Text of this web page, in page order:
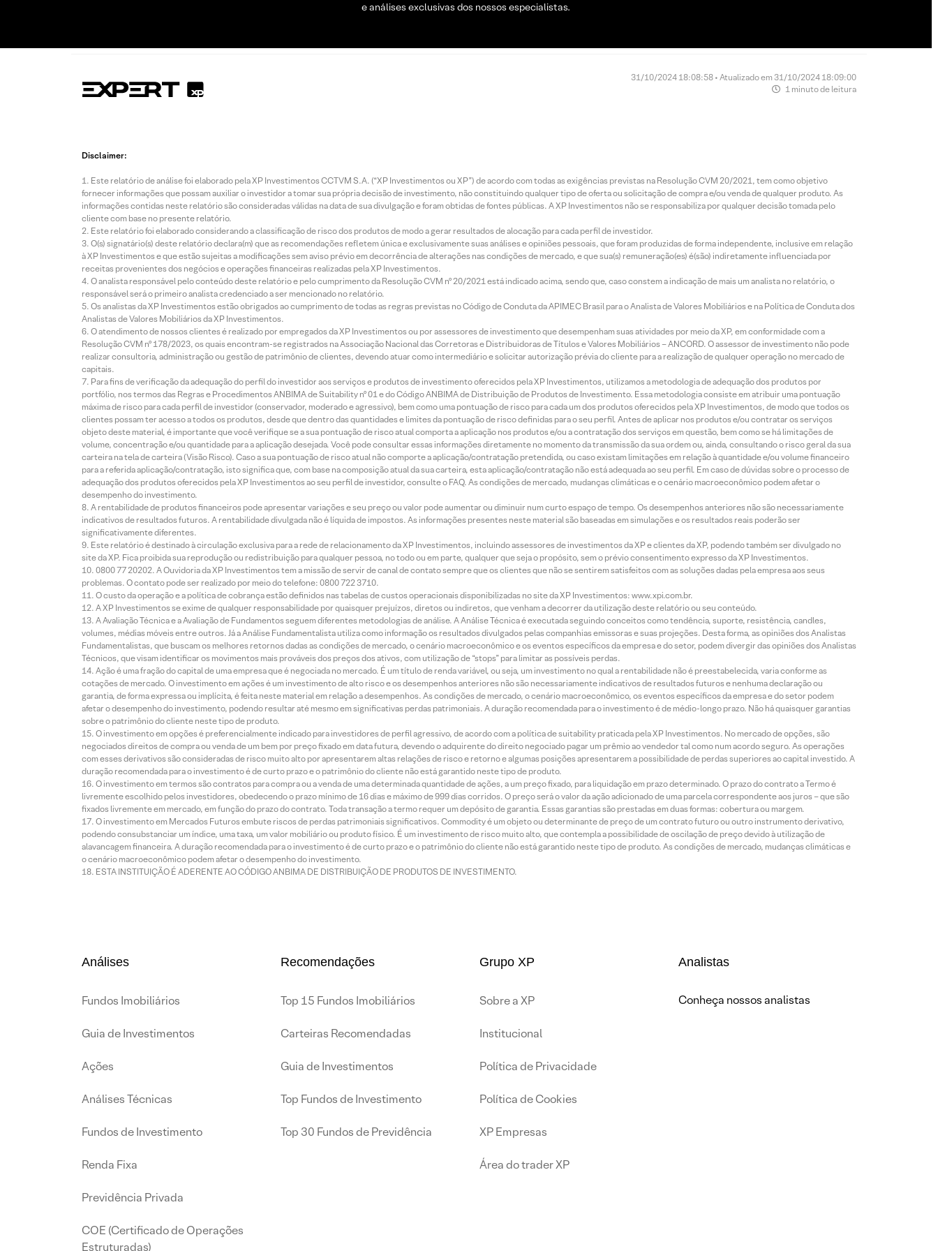
e análises exclusivas dos nossos especialistas.
31/10/2024 18:08:58 • Atualizado em 31/10/2024 18:09:00
1 minuto de leitura
Disclaimer:
Este relatório de análise foi elaborado pela XP Investimentos CCTVM S.A. (“XP Investimentos ou XP”) de acordo com todas as exigências previstas na Resolução CVM 20/2021, tem como objetivo
fornecer informações que possam auxiliar o investidor a tomar sua própria decisão de investimento, não constituindo qualquer tipo de oferta ou solicitação de compra e/ou venda de qualquer produto. As
informações contidas neste relatório são consideradas válidas na data de sua divulgação e foram obtidas de fontes públicas. A XP Investimentos não se responsabiliza por qualquer decisão tomada pelo
cliente com base no presente relatório.
Este relatório foi elaborado considerando a classificação de risco dos produtos de modo a gerar resultados de alocação para cada perfil de investidor.
O(s) signatário(s) deste relatório declara(m) que as recomendações refletem única e exclusivamente suas análises e opiniões pessoais, que foram produzidas de forma independente, inclusive em relação
à XP Investimentos e que estão sujeitas a modificações sem aviso prévio em decorrência de alterações nas condições de mercado, e que sua(s) remuneração(es) é(são) indiretamente influenciada por
receitas provenientes dos negócios e operações financeiras realizadas pela XP Investimentos.
O analista responsável pelo conteúdo deste relatório e pelo cumprimento da Resolução CVM nº 20/2021 está indicado acima, sendo que, caso constem a indicação de mais um analista no relatório, o
responsável será o primeiro analista credenciado a ser mencionado no relatório.
Os analistas da XP Investimentos estão obrigados ao cumprimento de todas as regras previstas no Código de Conduta da APIMEC Brasil para o Analista de Valores Mobiliários e na Política de Conduta dos
Analistas de Valores Mobiliários da XP Investimentos.
O atendimento de nossos clientes é realizado por empregados da XP Investimentos ou por assessores de investimento que desempenham suas atividades por meio da XP, em conformidade com a
Resolução CVM nº 178/2023, os quais encontram-se registrados na Associação Nacional das Corretoras e Distribuidoras de Títulos e Valores Mobiliários – ANCORD. O assessor de investimento não pode
realizar consultoria, administração ou gestão de patrimônio de clientes, devendo atuar como intermediário e solicitar autorização prévia do cliente para a realização de qualquer operação no mercado de
capitais.
Para fins de verificação da adequação do perfil do investidor aos serviços e produtos de investimento oferecidos pela XP Investimentos, utilizamos a metodologia de adequação dos produtos por
portfólio, nos termos das Regras e Procedimentos ANBIMA de Suitability nº 01 e do Código ANBIMA de Distribuição de Produtos de Investimento. Essa metodologia consiste em atribuir uma pontuação
máxima de risco para cada perfil de investidor (conservador, moderado e agressivo), bem como uma pontuação de risco para cada um dos produtos oferecidos pela XP Investimentos, de modo que todos os
clientes possam ter acesso a todos os produtos, desde que dentro das quantidades e limites da pontuação de risco definidas para o seu perfil. Antes de aplicar nos produtos e/ou contratar os serviços
objeto deste material, é importante que você verifique se a sua pontuação de risco atual comporta a aplicação nos produtos e/ou a contratação dos serviços em questão, bem como se há limitações de
volume, concentração e/ou quantidade para a aplicação desejada. Você pode consultar essas informações diretamente no momento da transmissão da sua ordem ou, ainda, consultando o risco geral da sua
carteira na tela de carteira (Visão Risco). Caso a sua pontuação de risco atual não comporte a aplicação/contratação pretendida, ou caso existam limitações em relação à quantidade e/ou volume financeiro
para a referida aplicação/contratação, isto significa que, com base na composição atual da sua carteira, esta aplicação/contratação não está adequada ao seu perfil. Em caso de dúvidas sobre o processo de
adequação dos produtos oferecidos pela XP Investimentos ao seu perfil de investidor, consulte o FAQ. As condições de mercado, mudanças climáticas e o cenário macroeconômico podem afetar o
desempenho do investimento.
A rentabilidade de produtos financeiros pode apresentar variações e seu preço ou valor pode aumentar ou diminuir num curto espaço de tempo. Os desempenhos anteriores não são necessariamente
indicativos de resultados futuros. A rentabilidade divulgada não é líquida de impostos. As informações presentes neste material são baseadas em simulações e os resultados reais poderão ser
significativamente diferentes.
Este relatório é destinado à circulação exclusiva para a rede de relacionamento da XP Investimentos, incluindo assessores de investimentos da XP e clientes da XP, podendo também ser divulgado no
site da XP. Fica proibida sua reprodução ou redistribuição para qualquer pessoa, no todo ou em parte, qualquer que seja o propósito, sem o prévio consentimento expresso da XP Investimentos.
0800 77 20202. A Ouvidoria da XP Investimentos tem a missão de servir de canal de contato sempre que os clientes que não se sentirem satisfeitos com as soluções dadas pela empresa aos seus
problemas. O contato pode ser realizado por meio do telefone: 0800 722 3710.
O custo da operação e a política de cobrança estão definidos nas tabelas de custos operacionais disponibilizadas no site da XP Investimentos: www.xpi.com.br.
A XP Investimentos se exime de qualquer responsabilidade por quaisquer prejuízos, diretos ou indiretos, que venham a decorrer da utilização deste relatório ou seu conteúdo.
A Avaliação Técnica e a Avaliação de Fundamentos seguem diferentes metodologias de análise. A Análise Técnica é executada seguindo conceitos como tendência, suporte, resistência, candles,
volumes, médias móveis entre outros. Já a Análise Fundamentalista utiliza como informação os resultados divulgados pelas companhias emissoras e suas projeções. Desta forma, as opiniões dos Analistas
Fundamentalistas, que buscam os melhores retornos dadas as condições de mercado, o cenário macroeconômico e os eventos específicos da empresa e do setor, podem divergir das opiniões dos Analistas
Técnicos, que visam identificar os movimentos mais prováveis dos preços dos ativos, com utilização de “stops” para limitar as possíveis perdas.
Ação é uma fração do capital de uma empresa que é negociada no mercado. É um título de renda variável, ou seja, um investimento no qual a rentabilidade não é preestabelecida, varia conforme as
cotações de mercado. O investimento em ações é um investimento de alto risco e os desempenhos anteriores não são necessariamente indicativos de resultados futuros e nenhuma declaração ou
garantia, de forma expressa ou implícita, é feita neste material em relação a desempenhos. As condições de mercado, o cenário macroeconômico, os eventos específicos da empresa e do setor podem
afetar o desempenho do investimento, podendo resultar até mesmo em significativas perdas patrimoniais. A duração recomendada para o investimento é de médio-longo prazo. Não há quaisquer garantias
sobre o patrimônio do cliente neste tipo de produto.
O investimento em opções é preferencialmente indicado para investidores de perfil agressivo, de acordo com a política de suitability praticada pela XP Investimentos. No mercado de opções, são
negociados direitos de compra ou venda de um bem por preço fixado em data futura, devendo o adquirente do direito negociado pagar um prêmio ao vendedor tal como num acordo seguro. As operações
com esses derivativos são consideradas de risco muito alto por apresentarem altas relações de risco e retorno e algumas posições apresentarem a possibilidade de perdas superiores ao capital investido. A
duração recomendada para o investimento é de curto prazo e o patrimônio do cliente não está garantido neste tipo de produto.
O investimento em termos são contratos para compra ou a venda de uma determinada quantidade de ações, a um preço fixado, para liquidação em prazo determinado. O prazo do contrato a Termo é
livremente escolhido pelos investidores, obedecendo o prazo mínimo de 16 dias e máximo de 999 dias corridos. O preço será o valor da ação adicionado de uma parcela correspondente aos juros – que são
fixados livremente em mercado, em função do prazo do contrato. Toda transação a termo requer um depósito de garantia. Essas garantias são prestadas em duas formas: cobertura ou margem.
O investimento em Mercados Futuros embute riscos de perdas patrimoniais significativos. Commodity é um objeto ou determinante de preço de um contrato futuro ou outro instrumento derivativo,
podendo consubstanciar um índice, uma taxa, um valor mobiliário ou produto físico. É um investimento de risco muito alto, que contempla a possibilidade de oscilação de preço devido à utilização de
alavancagem financeira. A duração recomendada para o investimento é de curto prazo e o patrimônio do cliente não está garantido neste tipo de produto. As condições de mercado, mudanças climáticas e
o cenário macroeconômico podem afetar o desempenho do investimento.
ESTA INSTITUIÇÃO É ADERENTE AO CÓDIGO ANBIMA DE DISTRIBUIÇÃO DE PRODUTOS DE INVESTIMENTO.
Análises
Fundos Imobiliários
Guia de Investimentos
Ações
Análises Técnicas
Fundos de Investimento
Renda Fixa
Previdência Privada
COE (Certificado de Operações
Estruturadas)
Recomendações
Top 15 Fundos Imobiliários
Carteiras Recomendadas
Guia de Investimentos
Top Fundos de Investimento
Top 30 Fundos de Previdência
Grupo XP
Sobre a XP
Institucional
Política de Privacidade
Política de Cookies
XP Empresas
Área do trader XP
Analistas
Conheça nossos analistas